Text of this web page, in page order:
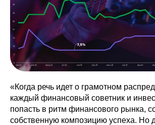
«Когда речь идет о грамотном
каждый финансовый советник и
попасть в ритм финансового рынка,
собственную композицию успеха. Но